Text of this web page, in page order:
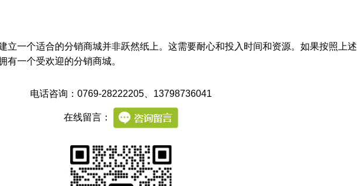
立一个适合的分销商城并非跃然纸上。这需要耐心和投入时间和资源。如果按照上述
有一个受欢迎的分销商城。
电话咨询：0769-28222205 、13798736041
在线留言：